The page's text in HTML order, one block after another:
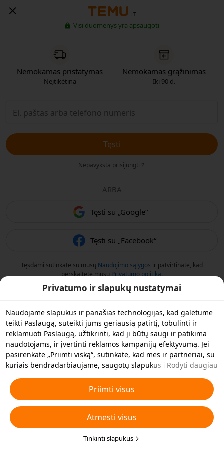
LT
Visi duomenys yra apsaugoti
Nemokamas pristatymas
Neįtikėtina
Nemokamas grąžinimas
Iki 90 d.
Tęsti
Nepavyksta prisijungti？
ARBA
Tęsti su „Google“
Tęsti su „Facebook“
Tęsdami sutinkate su mūsų Naudojimo sąlygos ir patvirtinate, kad
perskaitėte mūsų Privatumo politiką.
Privatumo ir slapukų nustatymai
Naudojame slapukus ir panašias technologijas, kad galėtume
teikti Paslaugą, suteikti jums geriausią patirtį, tobulinti ir
reklamuoti Paslaugą, užtikrinti, kad ji būtų saugi ir patikima
naudotojams, ir įvertinti reklamos kampanijų efektyvumą. Jei
pasirenkate „Priimti viską“, sutinkate, kad mes ir partneriai, su
kuriais bendradarbiaujame, saugotų slapukus ir panašias
„Atmesti visus“ neesminius slapukus arba pasirinkti, kuriuos
slapukų tipus norite priimti arba išjungti, spustelėję toliau
esančią funkciją „Pritaikyti slapukus“ arba bet kuriuo metu
privatumo nustatymuose. Daugiau informacijos rasite mūsų
Slapukų ir panašių technologijų politikoje..
Rodyti daugiau
Priimti visus
Atmesti visus
Tinkinti slapukus